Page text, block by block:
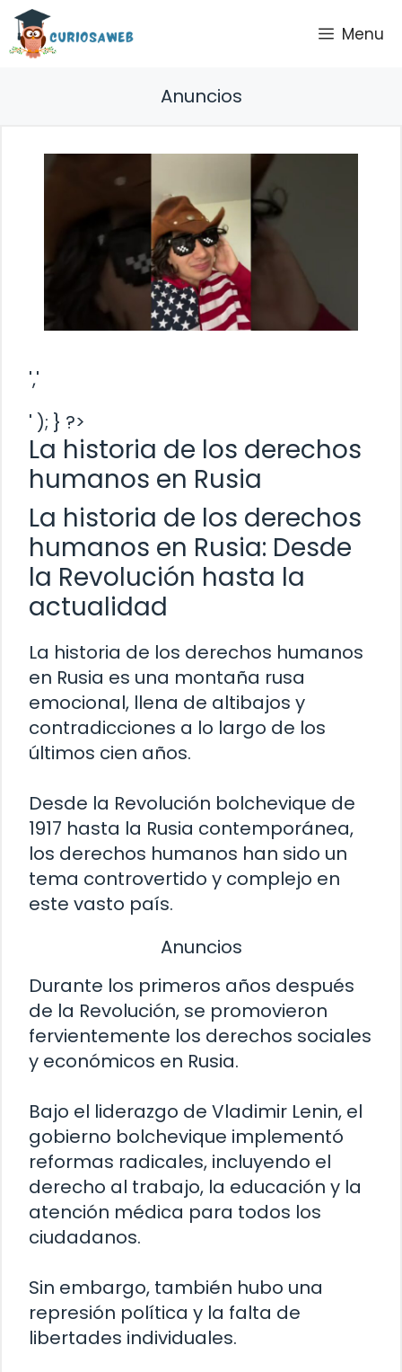
Saltar
contenido
Menu
Anuncios
','
' ); } ?>
La historia de los derechos
humanos en Rusia
La historia de los derechos
humanos en Rusia: Desde
la Revolución hasta la
actualidad
La historia de los derechos humanos
en Rusia es una montaña rusa
emocional, llena de altibajos y
contradicciones a lo largo de los
últimos cien años.
Desde la Revolución bolchevique de
1917 hasta la Rusia contemporánea,
los derechos humanos han sido un
tema controvertido y complejo en
este vasto país.
Anuncios
Durante los primeros años después
de la Revolución, se promovieron
fervientemente los derechos sociales
y económicos en Rusia.
Bajo el liderazgo de Vladimir Lenin, el
gobierno bolchevique implementó
reformas radicales, incluyendo el
derecho al trabajo, la educación y la
atención médica para todos los
ciudadanos.
Sin embargo, también hubo una
represión política y la falta de
libertades individuales.